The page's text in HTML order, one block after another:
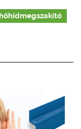
hőhídmegszakító